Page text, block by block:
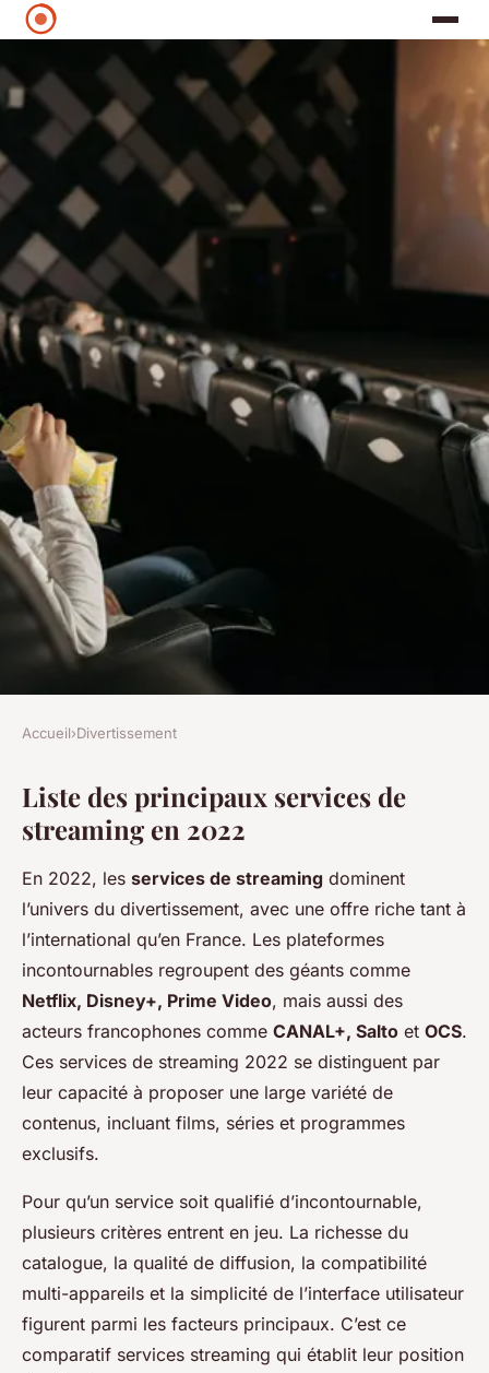
Découvrez les
incontournables services de
streaming pour 2022
Charlie 7 mai 2025 5 min de lecture
Accueil›Divertissement
Liste des principaux services de
streaming en 2022
En 2022, les services de streaming dominent
l’univers du divertissement, avec une offre riche tant à
l’international qu’en France. Les plateformes
incontournables regroupent des géants comme
Netflix, Disney+, Prime Video, mais aussi des
acteurs francophones comme CANAL+, Salto et OCS.
Ces services de streaming 2022 se distinguent par
leur capacité à proposer une large variété de
contenus, incluant films, séries et programmes
exclusifs.
Pour qu’un service soit qualifié d’incontournable,
plusieurs critères entrent en jeu. La richesse du
catalogue, la qualité de diffusion, la compatibilité
multi-appareils et la simplicité de l’interface utilisateur
figurent parmi les facteurs principaux. C’est ce
comparatif services streaming qui établit leur position